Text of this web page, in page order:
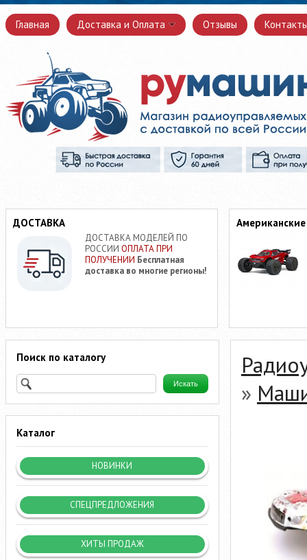
Главная Доставка и Оплата Отзывы
ДОСТАВКА
ДОСТАВКА МОДЕЛЕЙ ПО
РОССИИ ОПЛАТА ПРИ
ПОЛУЧЕНИИ Бесплатная
доставка во многие регионы!
Поиск по каталогу
Каталог
НОВИНКИ
СПЕЦПРЕДЛОЖЕНИЯ
ХИТЫ ПРОДАЖ
»